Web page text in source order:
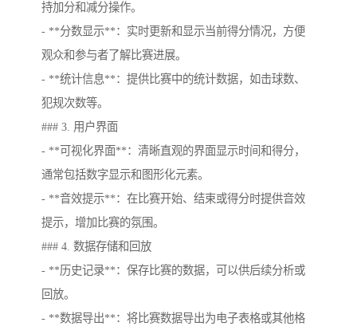
持加分和减分操作。
- **分数显示**：实时更新和显示当前得分情况，方便
观众和参与者了解比赛进展。
- **统计信息**：提供比赛中的统计数据，如击球数、
犯规次数等。
### 3. 用户界面
- **可视化界面**：清晰直观的界面显示时间和得分，
通常包括数字显示和图形化元素。
- **音效提示**：在比赛开始、结束或得分时提供音效
提示，增加比赛的氛围。
### 4. 数据存储和回放
- **历史记录**：保存比赛的数据，可以供后续分析或
回放。
- **数据导出**：将比赛数据导出为电子表格或其他格